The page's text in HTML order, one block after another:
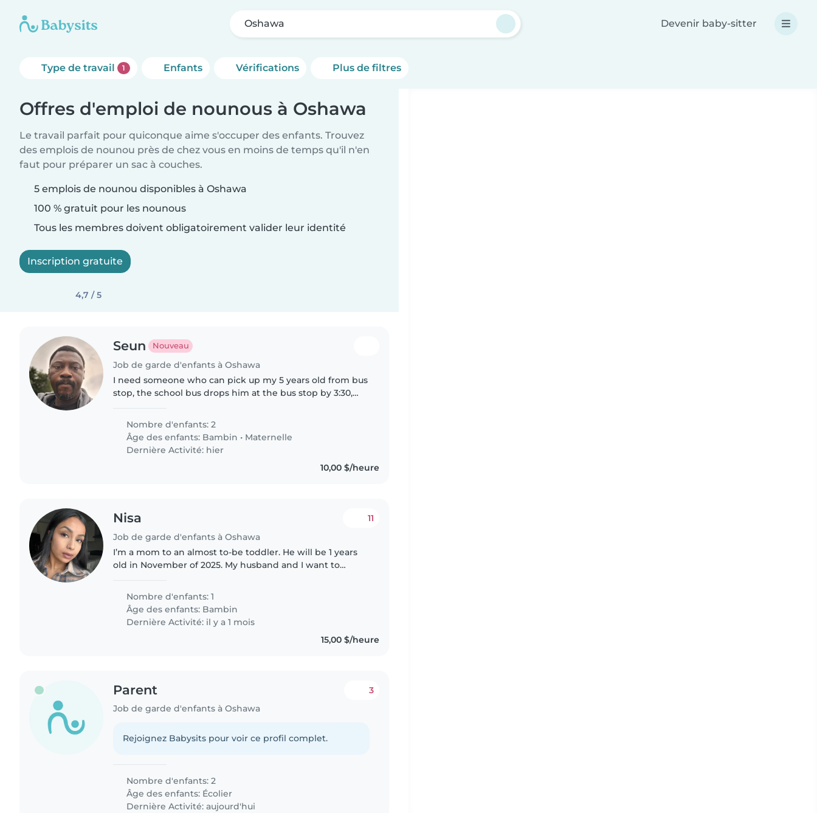
Oshawa Devenir baby-sitter
Type de travail 1 Enfants Vérifications Plus de filtres
Offres d'emploi de nounous à Oshawa
Le travail parfait pour quiconque aime s'occuper des enfants. Trouvez
des emplois de nounou près de chez vous en moins de temps qu'il n'en
faut pour préparer un sac à couches.
5 emplois de nounou disponibles à Oshawa
100 % gratuit pour les nounous
Tous les membres doivent obligatoirement valider leur identité
Inscription gratuite
4,7 / 5
Seun Nouveau
Job de garde d'enfants à Oshawa
I need someone who can pick up my 5 years old from bus
stop, the school bus drops him at the bus stop by 3:30,
Nombre d'enfants: 2
Âge des enfants: Bambin • Maternelle
Dernière Activité: hier
10,00 $/heure
Nisa
Job de garde d'enfants à Oshawa
11
I’m a mom to an almost to-be toddler. He will be 1 years
old in November of 2025. My husband and I want to
Nombre d'enfants: 1
Âge des enfants: Bambin
Dernière Activité: il y a 1 mois
15,00 $/heure
Parent
Job de garde d'enfants à Oshawa
3
Rejoignez Babysits pour voir ce profil complet.
Nombre d'enfants: 2
Âge des enfants: Écolier
Dernière Activité: aujourd'hui